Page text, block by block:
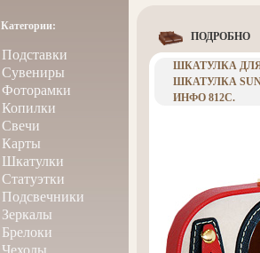
Категории:
Подставки
Сувениры
Фоторамки
Копилки
Свечи
Карты
Шкатулки
Статуэтки
Подсвечники
Зеркалы
Брелоки
Чехолы
ПОДРОБНО
ШКАТУЛКА
ШКАТУЛКА
ИНФО 812C.